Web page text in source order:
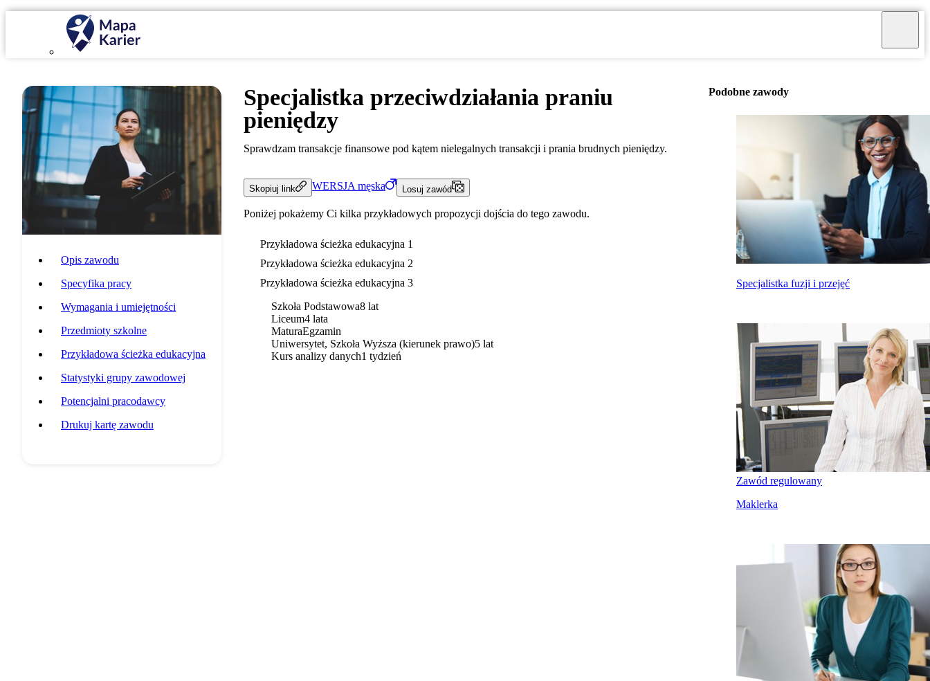
Opis zawodu
Specyfika pracy
Wymagania i umiejętności
Przedmioty szkolne
Przykładowa ścieżka edukacyjna
Statystyki grupy zawodowej
Potencjalni pracodawcy
Drukuj kartę zawodu
Specjalistka przeciwdziałania praniu
pieniędzy
Sprawdzam transakcje finansowe pod kątem nielegalnych transakcji i prania brudnych pieniędzy.
Skopiuj link WERSJA męska Losuj zawód
Poniżej pokażemy Ci kilka przykładowych propozycji dojścia do tego zawodu.
Przykładowa ścieżka edukacyjna 1
Przykładowa ścieżka edukacyjna 2
Przykładowa ścieżka edukacyjna 3
Szkoła Podstawowa8 lat
Liceum4 lata
MaturaEgzamin
Uniwersytet, Szkoła Wyższa (kierunek prawo)5 lat
Kurs analizy danych1 tydzień
Podobne zawody
Specjalistka fuzji i przejęć
Zawód regulowany
Maklerka